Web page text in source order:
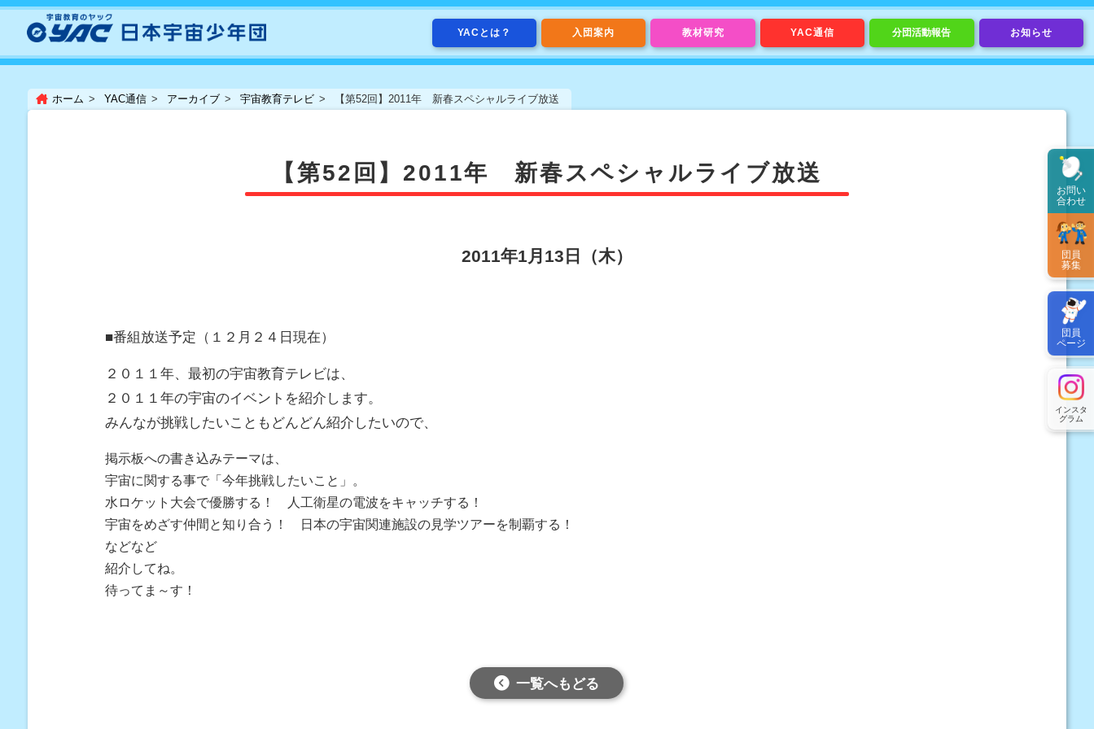
YACとは？ 入団案内 教材研究 YAC通信 分団活動報告 お知らせ
お問い
合わせ
団員
募集
団員
ページ
インスタ
グラム
ホーム YAC通信 アーカイブ 宇宙教育テレビ 【第52回】2011年 新春スペシャルライブ放送
【第52回】2011年 新春スペシャルライブ放送
2011年1月13日（木）
■番組放送予定（１２月２４日現在）
２０１１年、最初の宇宙教育テレビは、
２０１１年の宇宙のイベントを紹介します。
みんなが挑戦したいこともどんどん紹介したいので、
掲示板への書き込みテーマは、
宇宙に関する事で「今年挑戦したいこと」。
水ロケット大会で優勝する！ 人工衛星の電波をキャッチする！
宇宙をめざす仲間と知り合う！ 日本の宇宙関連施設の見学ツアーを制覇する！
などなど
紹介してね。
待ってま～す！
一覧へもどる